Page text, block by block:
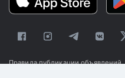
Правила публикации объявлений